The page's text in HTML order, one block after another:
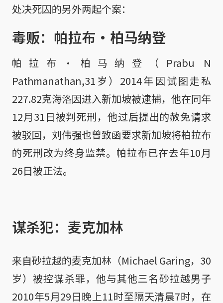
处决死囚的另外两起个案：
毒贩：帕拉布·柏马纳登
帕拉布·柏马纳登（Prabu N
Pathmanathan,31岁）2014年因试图走私
227.82克海洛因进入新加坡被逮捕，他在同年
12月31日被判死刑，他过后提出的赦免请求
被驳回，刘伟强也曾致函要求新加坡将柏拉布
的死刑改为终身监禁。帕拉布已在去年10月
26日被正法。
谋杀犯：麦克加林
来自砂拉越的麦克加林（Michael Garing，30
岁）被控谋杀罪，他与其他三名砂拉越男子
2010年5月29日晚上11时至隔天清晨7时，在